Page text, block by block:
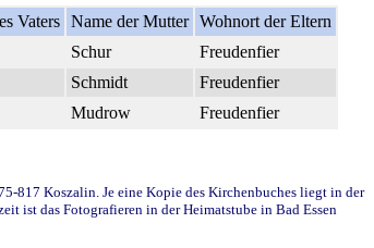
Vaters Name der Mutter Wohnort der Eltern
Schur
Freudenfier
Schmidt
Freudenfier
Mudrow Freudenfier
817 Koszalin. Je eine Kopie des Kirchenbuches liegt in der
ist das Fotografieren in der Heimatstube in Bad Essen